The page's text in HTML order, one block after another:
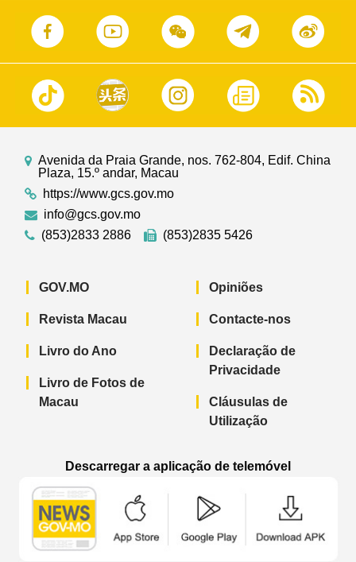
Avenida da Praia Grande, nos. 762-804, Edif. China
Plaza, 15.º andar, Macau
https://www.gcs.gov.mo
info@gcs.gov.mo
(853)2833 2886
(853)2835 5426
GOV.MO
Revista Macau
Livro do Ano
Livro de Fotos de
Macau
Opiniões
Contacte-nos
Declaração de
Privacidade
Cláusulas de
Utilização
Descarregar a aplicação de telemóvel